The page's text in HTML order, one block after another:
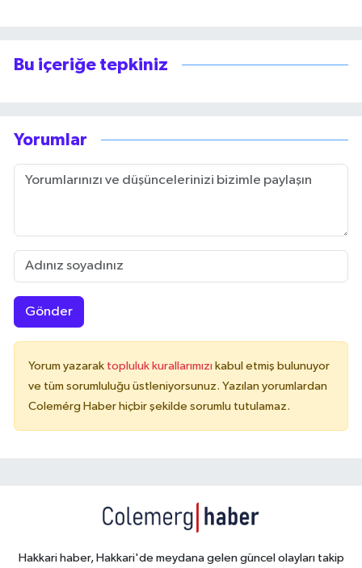
Bu içeriğe tepkiniz
Yorumlar
Gönder
Yorum yazarak topluluk kurallarımızı kabul etmiş bulunuyor
ve tüm sorumluluğu üstleniyorsunuz. Yazılan yorumlardan
Colemérg Haber hiçbir şekilde sorumlu tutulamaz.
Hakkari haber, Hakkari'de meydana gelen güncel olayları takip